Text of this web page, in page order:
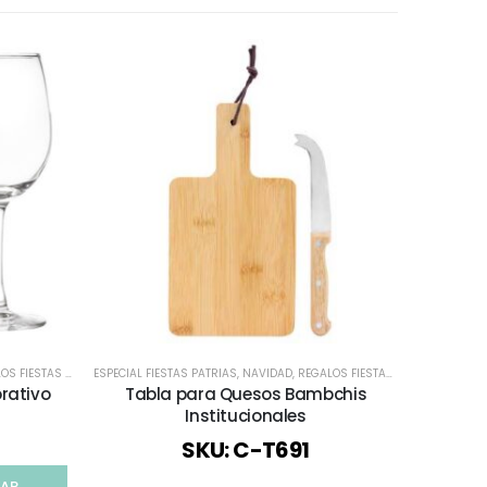
TODOSPATRIAS ,TODOS
ESPECIAL FIESTAS PATRIAS, NAVIDAD, REGALOS FIESTAS PATRIAS
Tabla para Quesos Bambchis
Institucionales
SKU: C-T691